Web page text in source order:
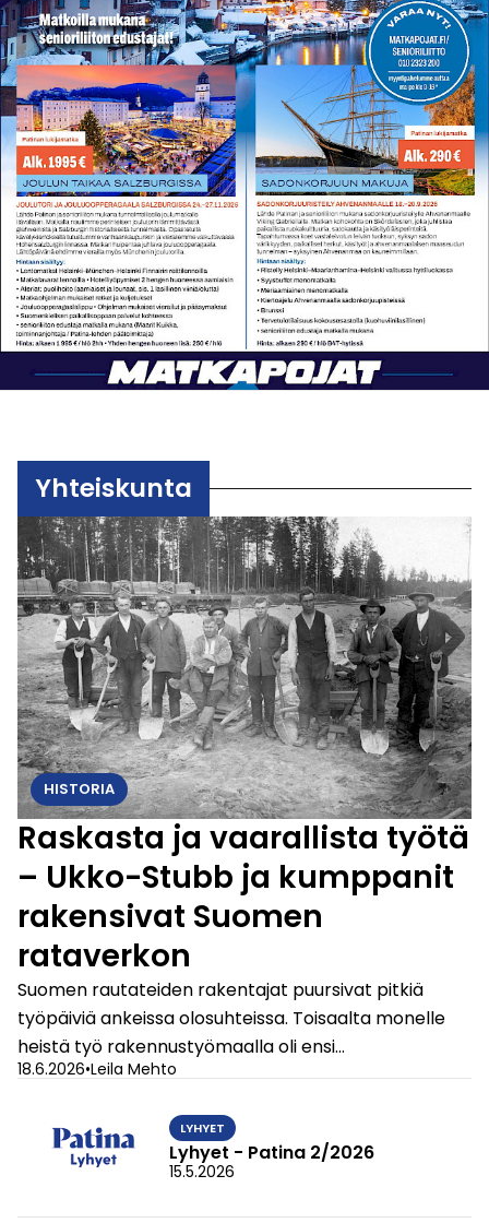
Yhteiskunta
HISTORIA
Raskasta ja vaarallista työtä
– Ukko-Stubb ja kumppanit
rakensivat Suomen
rataverkon
Suomen rautateiden rakentajat puursivat pitkiä
työpäiviä ankeissa olosuhteissa. Toisaalta monelle
heistä työ rakennustyömaalla oli ensi…
18.6.2026•Leila Mehto
LYHYET
Lyhyet - Patina 2/2026
15.5.2026